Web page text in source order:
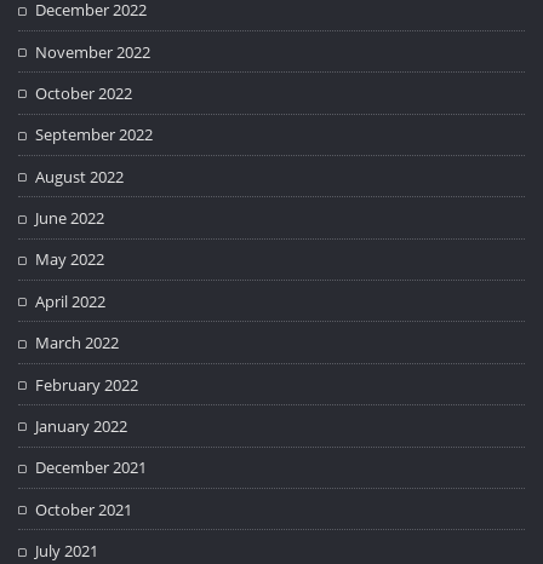
December 2022
November 2022
October 2022
September 2022
August 2022
June 2022
May 2022
April 2022
March 2022
February 2022
January 2022
December 2021
October 2021
July 2021